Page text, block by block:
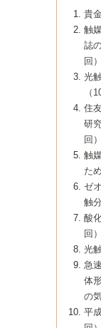
8号 高機
触媒の最
7号 持続
触媒関連
5号 若手
企業編
6号 第
7号 触媒
8号 若手
2：大学
5号 こん
の可能性
7号 『結
8号 イオ
5号 水素
しい展開
6号 第98
7号 基礎
8号 多機
4号 水分
5号 時間
6号 第96
8号 超臨
2号 第93
3号 特殊
4号 生体
5号 ファ
6号 第94
7号 サブ
8号 オレ
1号 なぜ
2号 第91
3号 最近
4号 触媒
5号 基礎
6号 第92
7号 基礎
8号 資源
▼44巻（
1号 高次
2号 第89
3号 触媒
4号 ナノ
5号 こん
6号 第90
7号 触媒
8号 若い
▼43巻（
1号 グリ
2号 第87
3号 生体
4号 水素
5号 触媒
ビナトリ
6号 第88
7号 企業
8号 この
▼42巻（
1号 触媒
2号 第85
3号 反応
5号 触媒
6号 第86
7号 水素
8号 新し
クラスタ
▼41巻（
1号 孔、
2号 第83
3号 均一
4号 実用
5号 研究
7号 機能
8号 触媒
▼40巻（
進展と
媒学会こ
2号 第81
3号 計算
4号 触媒
5号 最新
6号 第82
7号 ナノ
8号 あの
1号 均一
接点
2号 第79
3号 最新
4号 新し
5号 反応
6号 第80
8号 AFM
▼38巻（
1号 触媒
する21世
3号 オリ
な触媒作
4号 触媒
5号 未来
6号 第78
7号 ダイ
開/C1化
▼37巻（
1号 ファ
2号 第75
3号 希土
4号 触媒
5号 エネ
6号 第76
7号 表面
8号 マイ
▼36巻（
1号 電気
2号 第73
3号 C4化
4号 《通
5号 《通
6号 第74
▼35巻（
1号 工業
業化まで
2号 第71
3号 研究
4号 触媒
5号 環境
▼34巻（
1号 イン
2号 第69
3号 ケミ
▼33巻（
1号 触媒
ら工業
2号 第67
▼32巻（
1号 21世
す―触媒
2号 第65
▼31巻（
1号 情報
▼30巻（
貴
触
誌
回）
光
（
住
研
回）
触
た
ゼ
触
酸
回）
光
急
体
の
平